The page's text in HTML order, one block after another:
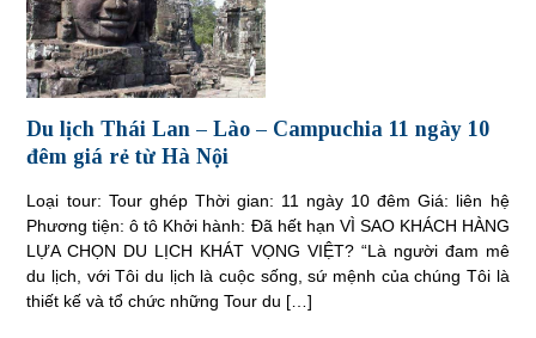
Du lịch Thái Lan – Lào – Campuchia 11 ngày 10
đêm giá rẻ từ Hà Nội
Loại tour: Tour ghép Thời gian: 11 ngày 10 đêm Giá: liên hệ
Phương tiện: ô tô Khởi hành: Đã hết hạn VÌ SAO KHÁCH HÀNG
LỰA CHỌN DU LỊCH KHÁT VỌNG VIỆT? “Là người đam mê
du lịch, với Tôi du lịch là cuộc sống, sứ mệnh của chúng Tôi là
thiết kế và tổ chức những Tour du […]